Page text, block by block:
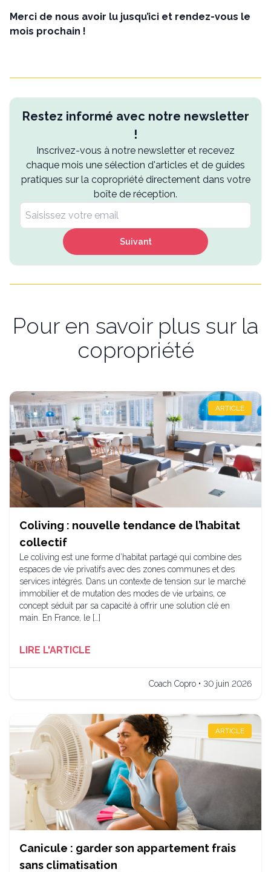
Merci de nous avoir lu jusqu’ici et rendez-vous le
mois prochain !
Restez informé avec notre newsletter
!
Inscrivez-vous à notre newsletter et recevez
chaque mois une sélection d'articles et de guides
pratiques sur la copropriété directement dans votre
boîte de réception.
Suivant
Pour en savoir plus sur la
copropriété
ARTICLE
Coliving : nouvelle tendance de l’habitat
collectif
Le coliving est une forme d’habitat partagé qui combine des
espaces de vie privatifs avec des zones communes et des
services intégrés. Dans un contexte de tension sur le marché
immobilier et de mutation des modes de vie urbains, ce
concept séduit par sa capacité à offrir une solution clé en
main. En France, le […]
LIRE L'ARTICLE
Coach Copro • 30 juin 2026
ARTICLE
Canicule : garder son appartement frais
sans climatisation